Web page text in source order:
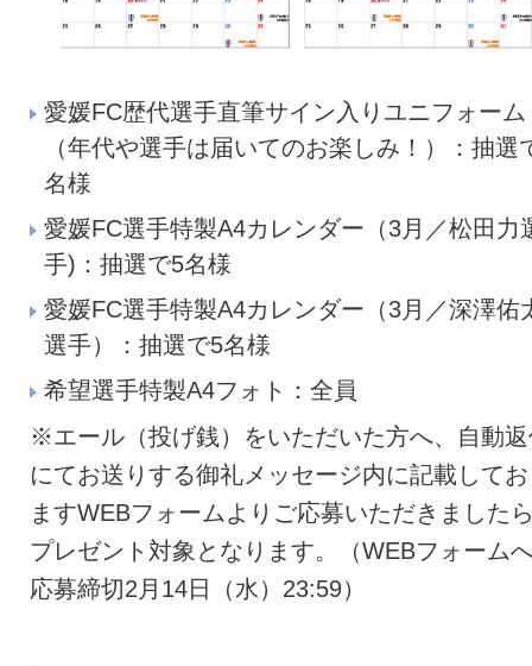
愛媛FC歴代選手直筆サイン入りユニフォーム
（年代や選手は届いてのお楽しみ！）：抽選
名様
愛媛FC選手特製A4カレンダー（3月／松田力
手)：抽選で5名様
愛媛FC選手特製A4カレンダー（3月／深澤佑
選手）：抽選で5名様
希望選手特製A4フォト：全員
※エール（投げ銭）をいただいた方へ、自動
にてお送りする御礼メッセージ内に記載して
ますWEBフォームよりご応募いただきました
プレゼント対象となります。（WEBフォーム
応募締切2月14日（水）23:59）